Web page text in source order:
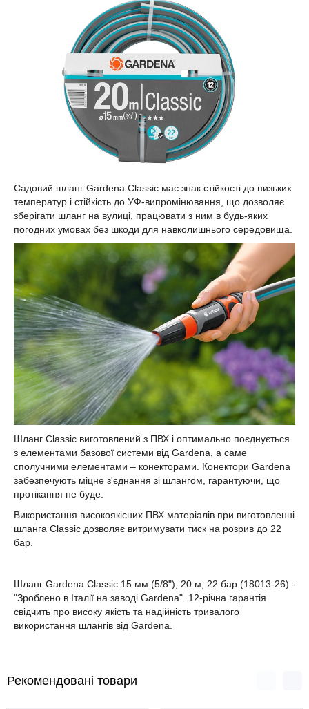
Садовий шланг Gardena Classic має знак стійкості до низьких
температур і стійкість до УФ-випромінювання, що дозволяє
зберігати шланг на вулиці, працювати з ним в будь-яких
погодних умовах без шкоди для навколишнього середовища.
Шланг Classic виготовлений з ПВХ і оптимально поєднується
з елементами базової системи від Gardena, а саме
сполучними елементами – конекторами. Конектори Gardena
забезпечують міцне з'єднання зі шлангом, гарантуючи, що
протікання не буде.
Використання високоякісних ПВХ матеріалів при виготовленні
шланга Classic дозволяє витримувати тиск на розрив до 22
бар.
Шланг Gardena Classic 15 мм (5/8"), 20 м, 22 бар (18013-26) -
"Зроблено в Італії на заводі Gardena". 12-річна гарантія
свідчить про високу якість та надійність тривалого
використання шлангів від Gardena.
Рекомендовані товари